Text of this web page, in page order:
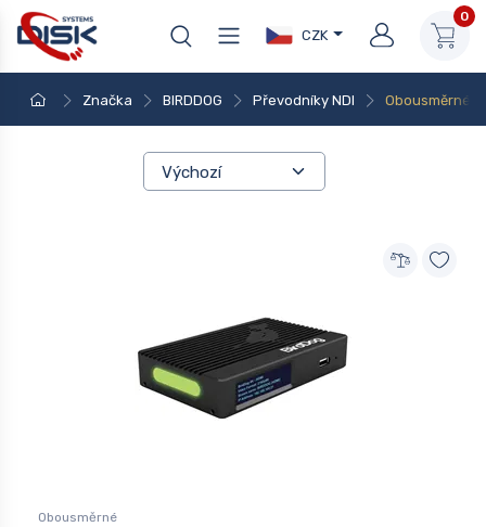
CZK
0
Značka BIRDDOG Převodníky NDI Obousměrné
Obousměrné